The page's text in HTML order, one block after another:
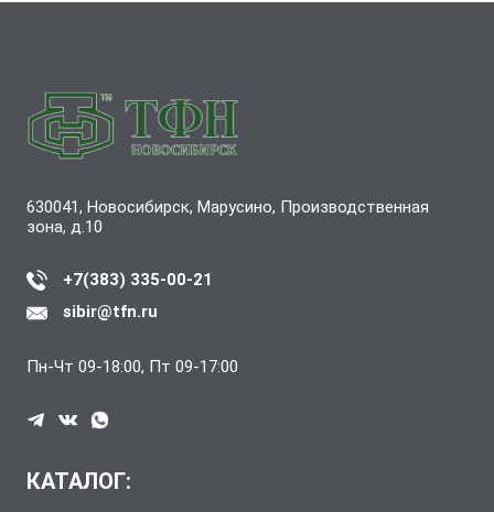
630041, Новосибирск, Марусино, Производственная
зона, д.10
+7(383) 335-00-21
sibir@tfn.ru
Пн-Чт 09-18:00, Пт 09-17:00
КАТАЛОГ: